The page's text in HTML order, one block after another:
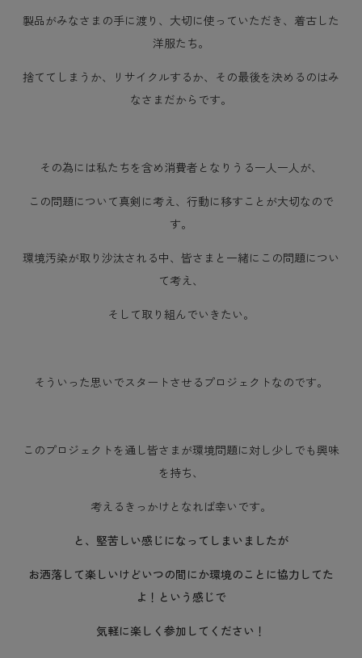
製品がみなさまの手に渡り、大切に使っていただき、着古した
洋服たち。
捨ててしまうか、リサイクルするか、その最後を決めるのはみ
なさまだからです。
その為には私たちを含め消費者となりうる一人一人が、
この問題について真剣に考え、行動に移すことが大切なので
す。
環境汚染が取り沙汰される中、 皆さまと一緒にこの問題につい
て考え、
そして取り組んでいきたい。
そういった思いでスタートさせるプロジェクトなのです。
このプロジェクトを通し皆さまが環境問題に対し少しでも興味
を持ち、
考えるきっかけとなれば幸いです。
と、堅苦しい感じになってしまいましたが
お洒落して楽しいけどいつの間にか環境のことに協力してた
よ！という感じで
気軽に楽しく参加してください！